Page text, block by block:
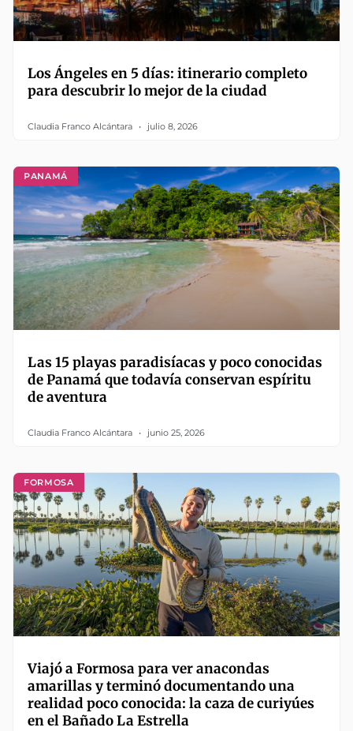
Los Ángeles en 5 días: itinerario completo
para descubrir lo mejor de la ciudad
Claudia Franco Alcántara julio 8, 2026
PANAMÁ
Las 15 playas paradisíacas y poco conocidas
de Panamá que todavía conservan espíritu
de aventura
Claudia Franco Alcántara junio 25, 2026
FORMOSA
Viajó a Formosa para ver anacondas
amarillas y terminó documentando una
realidad poco conocida: la caza de curiyúes
en el Bañado La Estrella